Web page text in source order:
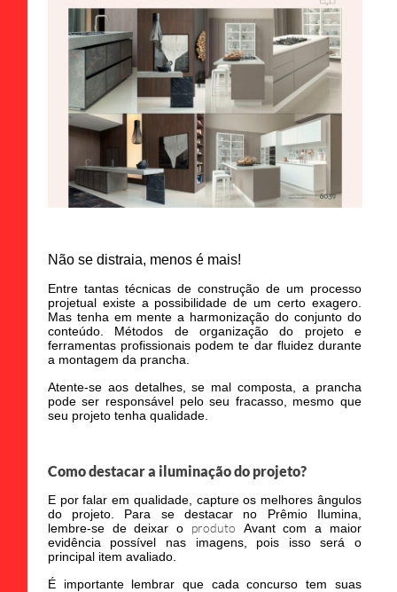
Não se distraia, menos é mais!
Entre tantas técnicas de construção de um processo
projetual existe a possibilidade de um certo exagero.
Mas tenha em mente a harmonização do conjunto do
conteúdo. Métodos de organização do projeto e
ferramentas profissionais podem te dar fluidez durante
a montagem da prancha.
Atente-se aos detalhes, se mal composta, a prancha
pode ser responsável pelo seu fracasso, mesmo que
seu projeto tenha qualidade.
Como destacar a iluminação do projeto?
E por falar em qualidade, capture os melhores ângulos
do projeto. Para se destacar no Prêmio Ilumina,
lembre-se de deixar o produto Avant com a maior
evidência possível nas imagens, pois isso será o
principal item avaliado.
É importante lembrar que cada concurso tem suas